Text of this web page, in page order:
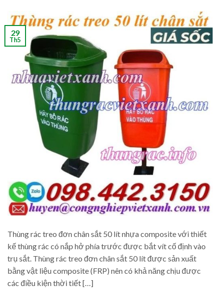
29
Th5
Thùng rác treo đơn chân sắt 50 lít nhựa composite với thiết
kế thùng rác có nắp hở phía trước được bắt vít cố định vào
trụ sắt. Thùng rác treo đơn chân sắt 50 lít được sản xuất
bằng vật liệu composite (FRP) nên có khả năng chịu được
các điều kiện thời tiết […]